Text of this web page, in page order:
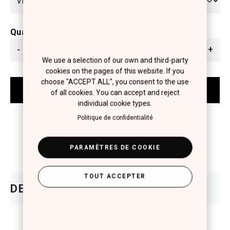
Quantité
-
+
We use a selection of our own and third-party
cookies on the pages of this website. If you
choose "ACCEPT ALL", you consent to the use
of all cookies. You can accept and reject
individual cookie types.
Politique de confidentialité
PARAMÈTRES DE COOKIE
TOUT ACCEPTER